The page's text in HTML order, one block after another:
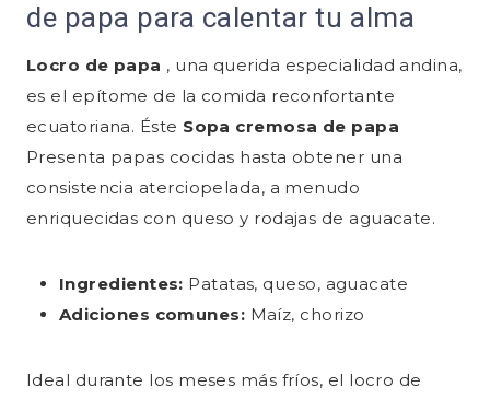
de papa para calentar tu alma
Locro de papa , una querida especialidad andina,
es el epítome de la comida reconfortante
ecuatoriana. Éste Sopa cremosa de papa
Presenta papas cocidas hasta obtener una
consistencia aterciopelada, a menudo
enriquecidas con queso y rodajas de aguacate.
Ingredientes: Patatas, queso, aguacate
Adiciones comunes: Maíz, chorizo
Ideal durante los meses más fríos, el locro de